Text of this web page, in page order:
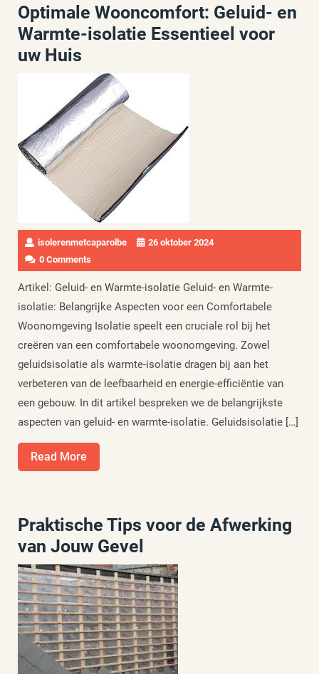
Optimale Wooncomfort: Geluid- en
Warmte-isolatie Essentieel voor
uw Huis
isolerenmetcaparolbe
26 oktober 2024
0 Comments
Artikel: Geluid- en Warmte-isolatie Geluid- en Warmte-
isolatie: Belangrijke Aspecten voor een Comfortabele
Woonomgeving Isolatie speelt een cruciale rol bij het
creëren van een comfortabele woonomgeving. Zowel
geluidsisolatie als warmte-isolatie dragen bij aan het
verbeteren van de leefbaarheid en energie-efficiëntie van
een gebouw. In dit artikel bespreken we de belangrijkste
aspecten van geluid- en warmte-isolatie. Geluidsisolatie […]
Read More
More
Praktische Tips voor de Afwerking
van Jouw Gevel